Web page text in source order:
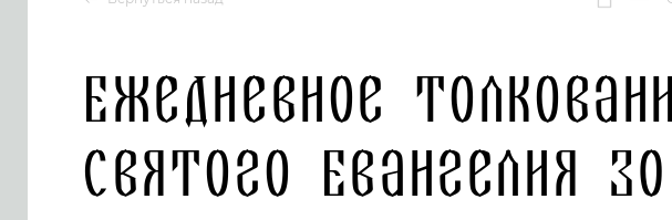
Ежедневное
Святого Евангелия 30